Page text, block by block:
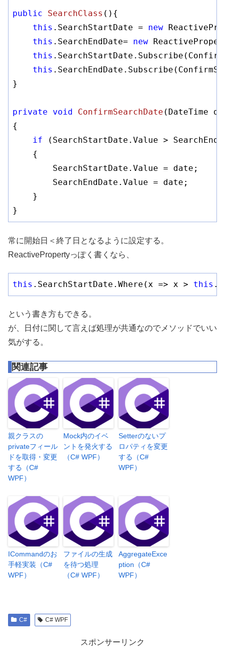
public SearchClass () {
this .SearchStartDate = new
this .SearchEndDate= new
this
this
}
private void ConfirmSearchDate (DateTime
{
if (SearchStartDate.Value >
    {
        SearchStartDate.Value = date;
        SearchEndDate.Value = date;
    }
}
常に開始日＜終了日となるように設定する。
ReactivePropertyっぽく書くなら、
this .SearchStartDate.Where(x => x > this
という書き方もできる。
が、日付に関して言えば処理が共通なのでメソッドでいい
気がする。
関連記事
親クラスの
privateフィール
ドを取得・変更
する（C#
WPF）
Mock内のイベ
ントを発火する
（C# WPF）
Setterのないプ
ロパティを変更
する（C#
WPF）
ICommandのお
手軽実装（C#
WPF）
ファイルの生成
を待つ処理
（C# WPF）
AggregateExce
ption（C#
WPF）
C# C# WPF
スポンサーリンク